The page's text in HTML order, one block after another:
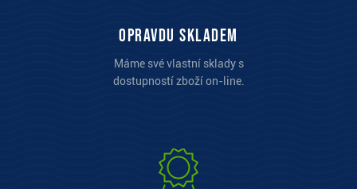
opravdu skladem
Máme své vlastní sklady s
dostupností zboží on-line.